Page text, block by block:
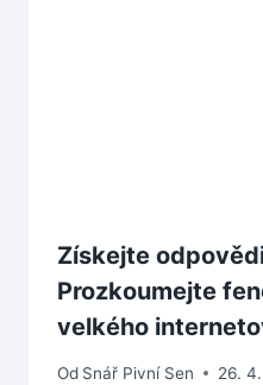
Získejte
Prozkoumejte
velkého
Od Snář Pivní Sen 26.